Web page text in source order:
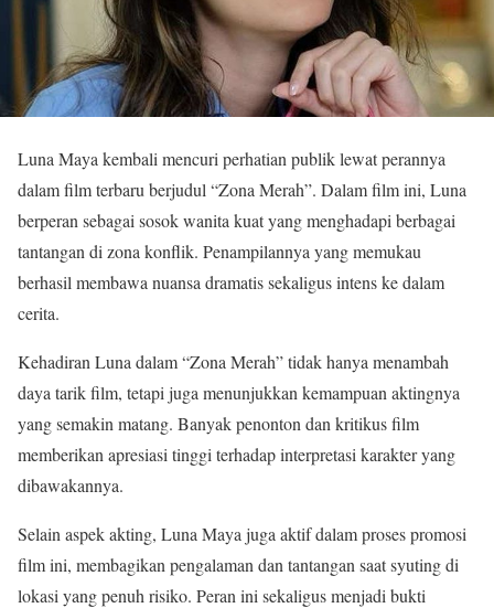
Luna Maya kembali mencuri perhatian publik lewat perannya
dalam film terbaru berjudul “Zona Merah”. Dalam film ini, Luna
berperan sebagai sosok wanita kuat yang menghadapi berbagai
tantangan di zona konflik. Penampilannya yang memukau
berhasil membawa nuansa dramatis sekaligus intens ke dalam
cerita.
Kehadiran Luna dalam “Zona Merah” tidak hanya menambah
daya tarik film, tetapi juga menunjukkan kemampuan aktingnya
yang semakin matang. Banyak penonton dan kritikus film
memberikan apresiasi tinggi terhadap interpretasi karakter yang
dibawakannya.
Selain aspek akting, Luna Maya juga aktif dalam proses promosi
film ini, membagikan pengalaman dan tantangan saat syuting di
lokasi yang penuh risiko. Peran ini sekaligus menjadi bukti